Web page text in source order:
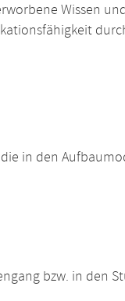
Wissen
in den
bzw. in den